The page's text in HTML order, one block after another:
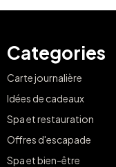
Categories
Carte journalière
Idées de cadeaux
Spa et restauration
Offres d'escapade
Spa et bien-être